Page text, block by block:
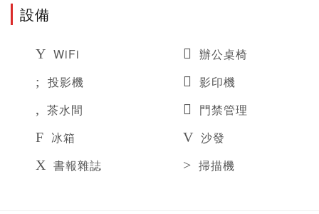
設備
WiFi
辦公桌椅
投影機
影印機
茶水間
門禁管理
冰箱
沙發
書報雜誌
掃描機